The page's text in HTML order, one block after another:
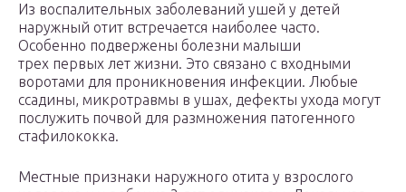
Из воспалительных заболеваний ушей у детей
наружный отит встречается наиболее часто.
Особенно подвержены болезни малыши
трех первых лет жизни. Это связано с входными
воротами для проникновения инфекции. Любые
ссадины, микротравмы в ушах, дефекты ухода могут
послужить почвой для размножения патогенного
стафилококка.
Местные признаки наружного отита у взрослого